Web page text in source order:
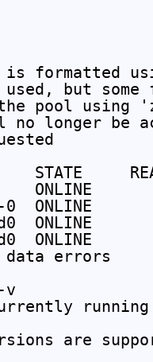
formatted
but some
pool using
no longer be
STATE
ONLINE
ONLINE
ONLINE
ONLINE
data errors
v
running
are